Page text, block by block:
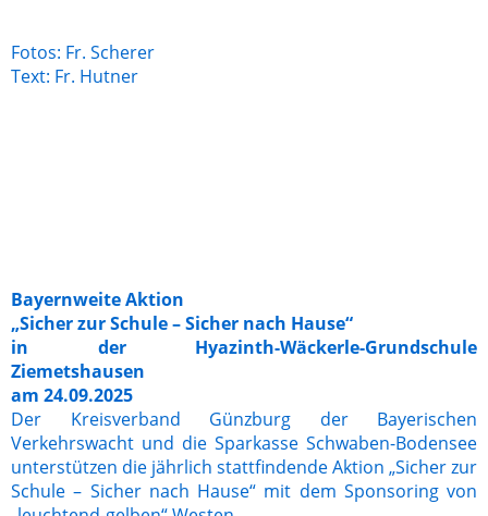
Fotos: Fr. Scherer
Text: Fr. Hutner
Bayernweite Aktion
„Sicher zur Schule – Sicher nach Hause“
in der Hyazinth-Wäckerle-Grundschule
Ziemetshausen
am 24.09.2025
Der Kreisverband Günzburg der Bayerischen
Verkehrswacht und die Sparkasse Schwaben-Bodensee
unterstützen die jährlich stattfindende Aktion „Sicher zur
Schule – Sicher nach Hause“ mit dem Sponsoring von